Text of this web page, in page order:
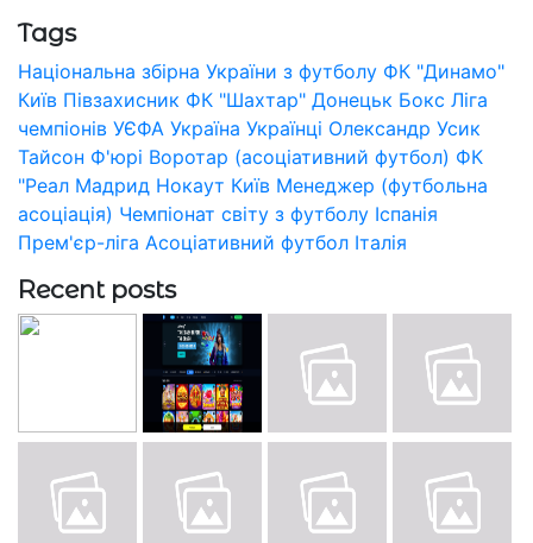
Tags
Національна збірна України з футболу ФК "Динамо"
Київ Півзахисник ФК "Шахтар" Донецьк Бокс Ліга
чемпіонів УЄФА Україна Українці Олександр Усик
Тайсон Ф'юрі Воротар (асоціативний футбол) ФК
"Реал Мадрид Нокаут Київ Менеджер (футбольна
асоціація) Чемпіонат світу з футболу Іспанія
Прем'єр-ліга Асоціативний футбол Італія
Recent posts